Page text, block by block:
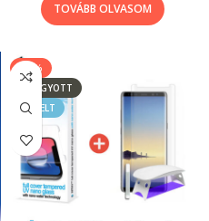
TOVÁBB OLVASOM
-44%
ELFOGYOTT
KIEMELT